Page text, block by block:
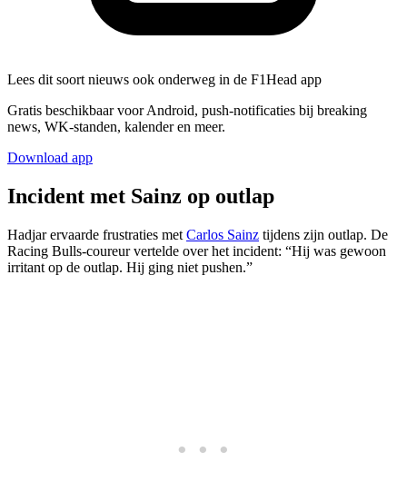
Lees dit soort nieuws ook onderweg in de F1Head app
Gratis beschikbaar voor Android, push-notificaties bij breaking
news, WK-standen, kalender en meer.
Download app
Incident met Sainz op outlap
Hadjar ervaarde frustraties met Carlos Sainz tijdens zijn outlap. De
Racing Bulls-coureur vertelde over het incident: “Hij was gewoon
irritant op de outlap. Hij ging niet pushen.”